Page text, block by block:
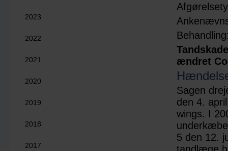
2023
2022
2021
2020
2019
2018
2017
ændret
Sagen
den 4.
wings. I
5 den 12.